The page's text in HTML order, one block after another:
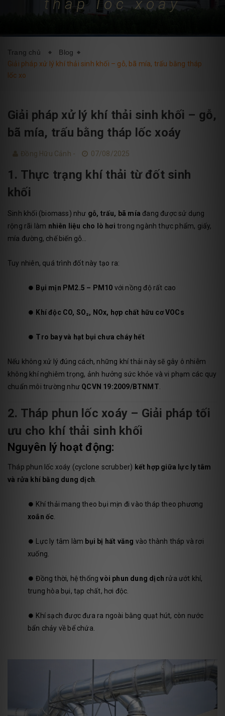
BLOG LIÊN HỆ
tháp lốc xoáy
Trang chủ
Blog
Giải pháp xử lý khí thải sinh khối – gỗ, bã mía, trấu bằng tháp
lốc xo
Giải pháp xử lý khí thải sinh khối – gỗ,
bã mía, trấu bằng tháp lốc xoáy
Đồng Hữu Cảnh - 07/08/2025
1. Thực trạng khí thải từ đốt sinh
khối
Sinh khối (biomass) như gỗ, trấu, bã mía đang được sử dụng
rộng rãi làm nhiên liệu cho lò hơi trong ngành thực phẩm, giấy,
mía đường, chế biến gỗ…
Tuy nhiên, quá trình đốt này tạo ra:
⏺️ Bụi mịn PM2.5 – PM10 với nồng độ rất cao
⏺️ Khí độc CO, SO₂, NOx, hợp chất hữu cơ VOCs
⏺️ Tro bay và hạt bụi chưa cháy hết
Nếu không xử lý đúng cách, những khí thải này sẽ gây ô nhiễm
không khí nghiêm trọng, ảnh hưởng sức khỏe và vi phạm các quy
chuẩn môi trường như QCVN 19:2009/BTNMT.
2. Tháp phun lốc xoáy – Giải pháp tối
ưu cho khí thải sinh khối
Nguyên lý hoạt động:
Tháp phun lốc xoáy (cyclone scrubber) kết hợp giữa lực ly tâm
và rửa khí bằng dung dịch.
⏺️ Khí thải mang theo bụi mịn đi vào tháp theo phương
xoắn ốc.
⏺️ Lực ly tâm làm bụi bị hất văng vào thành tháp và rơi
xuống.
⏺️ Đồng thời, hệ thốngvòi phun dung dịch rửa ướt khí,
trung hòa bụi, tạp chất, hơi độc.
⏺️ Khí sạch được đưa ra ngoài bằng quạt hút, còn nước
bẩn chảy về bể chứa.